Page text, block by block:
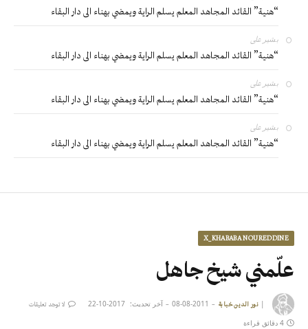
“هنية” القائد المجاهد المعلم يسلم الراية ويمضي بهناء الى دار البقاء
بشير على
“هنية” القائد المجاهد المعلم يسلم الراية ويمضي بهناء الى دار البقاء
بشير على
“هنية” القائد المجاهد المعلم يسلم الراية ويمضي بهناء الى دار البقاء
بشير على
“هنية” القائد المجاهد المعلم يسلم الراية ويمضي بهناء الى دار البقاء
X_KHABABA NOUREDDINE
علّمني شيخ جاهل
| نور الدين خبابة 2011-08-08 آخر تحديث: 2017-10-22 لا توجد تعليقات
4 دقائق قراءة